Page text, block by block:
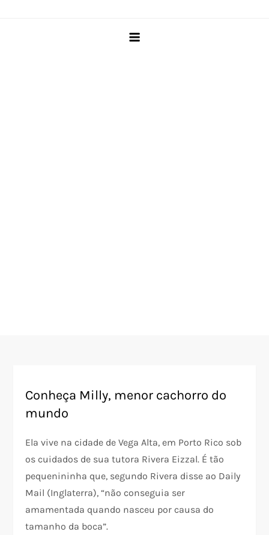
Conheça Milly, menor cachorro do
mundo
Ela vive na cidade de Vega Alta, em Porto Rico sob
os cuidados de sua tutora Rivera Eizzal. É tão
pequenininha que, segundo Rivera disse ao Daily
Mail (Inglaterra), “não conseguia ser
amamentada quando nasceu por causa do
tamanho da boca”.